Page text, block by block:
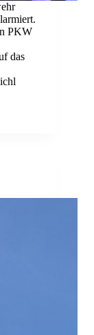
PKW
das